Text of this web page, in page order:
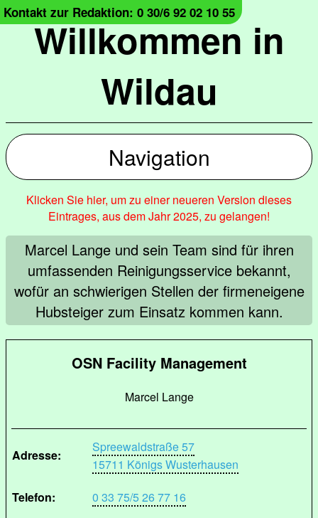
Willkommen in
Wildau
Kontakt zur Redaktion: 0 30/6 92 02 10 55
Navigation
Klicken Sie hier, um zu einer neueren Version dieses
Eintrages, aus dem Jahr 2025, zu gelangen!
Marcel Lange und sein Team sind für ihren
umfassenden Reinigungsservice bekannt,
wofür an schwierigen Stellen der firmeneigene
Hubsteiger zum Einsatz kommen kann.
OSN Facility Management
Marcel Lange
Adresse:
Spreewaldstraße 57
15711 Königs Wusterhausen
Telefon:
0 33 75/5 26 77 16